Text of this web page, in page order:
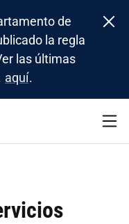
de
la regla
las últimas
aquí.